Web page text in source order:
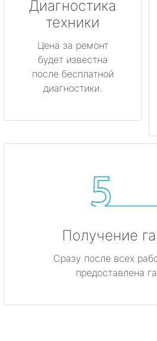
Диагностика
техники
Цена за ремонт
будет известна
после бесплатной
диагностики.
Получение
Сразу после всех
предоставлена